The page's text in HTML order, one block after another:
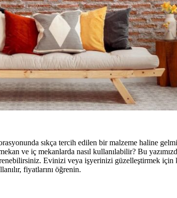
sıkça tercih edilen bir malzeme haline
ve iç mekanlarda nasıl kullanılabilir? Bu
Evinizi veya işyerinizi güzelleştirmek için
fiyatlarını öğrenin.